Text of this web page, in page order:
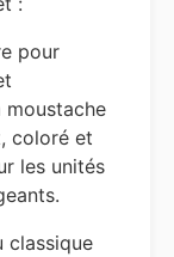
pour
moustache
coloré et
les unités
classique